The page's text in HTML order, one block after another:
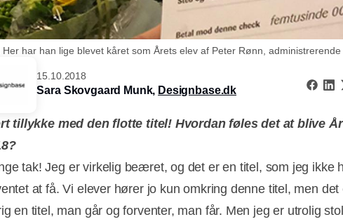
har han lige blevet kåret som Årets elev af Peter Rønn,
15.10.2018
Sara Skovgaard Munk, Designbase.dk
tillykke med den flotte titel! Hvordan føles det at blive
tak! Jeg er virkelig beæret, og det er en titel, som jeg ikke
at få. Vi elever hører jo kun omkring denne titel, men det
en titel, man går og forventer, man får. Men jeg er utrolig